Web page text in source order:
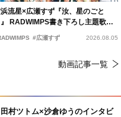
流星×広瀬すず『汝、星のごと
』 RADWIMPS書き下ろし主題歌が
年の愛を切なく彩る
#広瀬すず 2026.08.05
動画記事一覧
村ツトム×沙倉ゆうのインタビ